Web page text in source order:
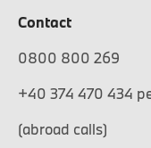
Contact
0800 800 269
+40 374 470 434
(abroad calls)